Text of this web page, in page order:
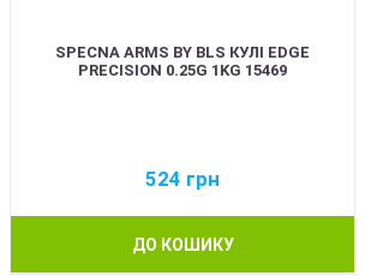
SPECNA ARMS BY BLS КУЛІ EDGE
PRECISION 0.25G 1KG 15469
524 грн
ДО КОШИКУ